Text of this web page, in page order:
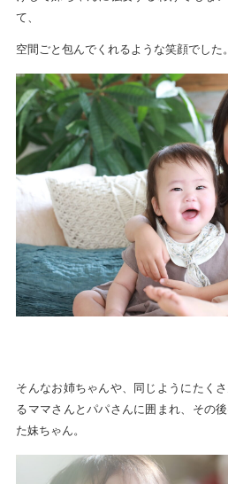
て、
空間ごと包んでくれるような笑顔でした。
そんなお姉ちゃんや、同じようにたく
るママさんとパパさんに囲まれ、その
た妹ちゃん。